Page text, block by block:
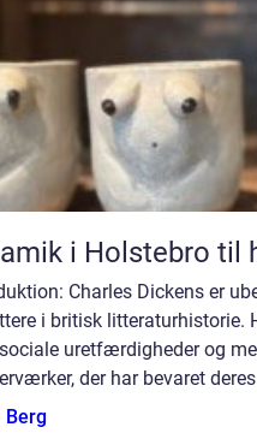
i Holstebro til
Charles Dickens er
i britisk litteraturhistorie.
uretfærdigheder og
der har bevaret
Berg